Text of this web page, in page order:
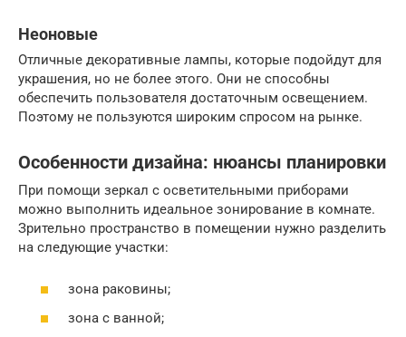
Неоновые
Отличные декоративные лампы, которые подойдут для
украшения, но не более этого. Они не способны
обеспечить пользователя достаточным освещением.
Поэтому не пользуются широким спросом на рынке.
Особенности дизайна: нюансы планировки
При помощи зеркал с осветительными приборами
можно выполнить идеальное зонирование в комнате.
Зрительно пространство в помещении нужно разделить
на следующие участки:
зона раковины;
зона с ванной;